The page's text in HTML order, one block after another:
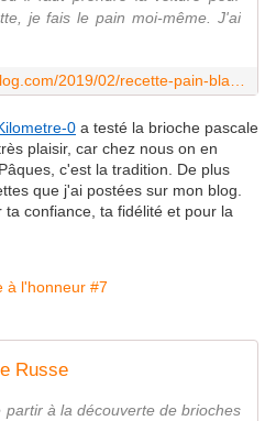
je fais le pain moi-même. J'ai
0 a testé la brioche pascale
plaisir, car chez nous on en
c'est la tradition. De plus
que j'ai postées sur mon blog.
confiance, ta fidélité et pour la
Russe
à la découverte de brioches